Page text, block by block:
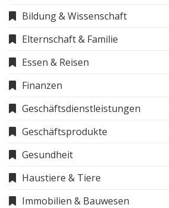
Bildung & Wissenschaft
Elternschaft & Familie
Essen & Reisen
Finanzen
Geschäftsdienstleistungen
Geschäftsprodukte
Gesundheit
Haustiere & Tiere
Immobilien & Bauwesen